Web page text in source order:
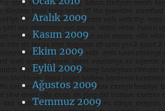
Aralık 2009
Kasım 2009
Ekim 2009
Eylül 2009
Ağustos 2009
Temmuz 2009